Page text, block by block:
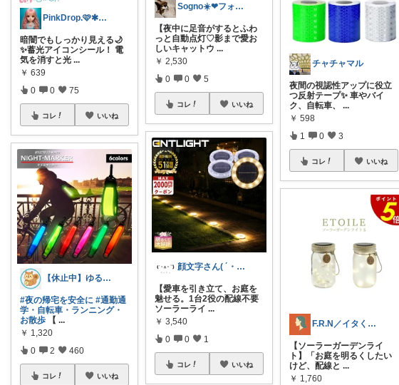
PinkDrop.🩷✱ご購入感謝ﾃﾞｽ
暗闇でもしっかり見える🌙
✨蓄光アイコンシール！ 電
気を消すと光 ...
￥ 639
0 0 75
コレ いいね
【休止中】ゆる得セレクト（@ゆるりす）
#夜の帰宅を安全に #通勤通
学・自転車・ランニング・
お散歩 【 ...
￥ 1,320
0 2 460
コレ いいね
Sogno☀️❤フォロバ💯%
【夜中に足音がするとふわ
っと自動点灯♡影まで愛お
しいキャットウ ...
￥ 2,530
0 0 5
コレ いいね
顔文字さん( ´・д・｀)🚗
【愛車を引き立て、お庭を
魅せる。1台2役の配線不要
ソーラーライ ...
￥ 3,540
0 0 1
コレ いいね
チャチャマル
夜間の視認性アップに役立
つ反射テープ✨ 車やバイ
ク、自転車、
...
￥ 598
1 0 3
コレ いいね
F.R.N／イタく見えない”ナチュラル服
【ソーラーガーデンライ
ト】 ​「お庭を明るくしたい
けど、配線と ...
￥ 1,760